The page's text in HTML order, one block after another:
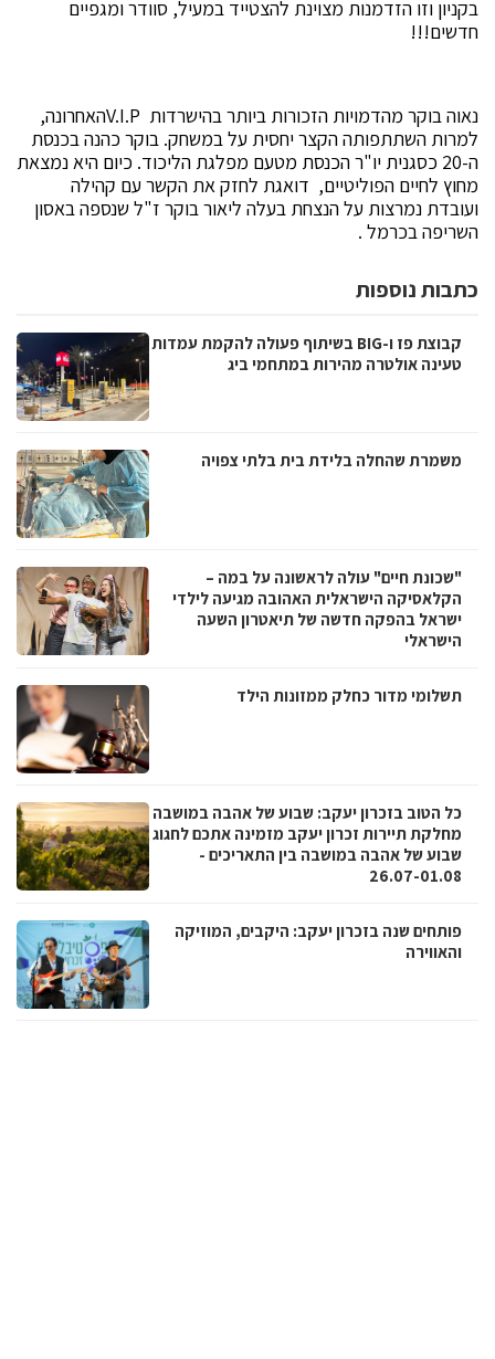
בקניון וזו הזדמנות מצוינת להצטייד במעיל, סוודר ומגפיים
חדשים!!!
נאוה בוקר מהדמויות הזכורות ביותר בהישרדות V.I.Pהאחרונה,
למרות השתתפותה הקצר יחסית על במשחק. בוקר כהנה בכנסת
ה-20 כסגנית יו"ר הכנסת מטעם מפלגת הליכוד. כיום היא נמצאת
מחוץ לחיים הפוליטיים, דואגת לחזק את הקשר עם קהילה
ועובדת נמרצות על הנצחת בעלה ליאור בוקר ז"ל שנספה באסון
השריפה בכרמל .
כתבות נוספות
קבוצת פז ו-BIG בשיתוף פעולה להקמת עמדות
טעינה אולטרה מהירות במתחמי ביג
משמרת שהחלה בלידת בית בלתי צפויה
"שכונת חיים" עולה לראשונה על במה –
הקלאסיקה הישראלית האהובה מגיעה לילדי
ישראל בהפקה חדשה של תיאטרון השעה
הישראלי
תשלומי מדור כחלק ממזונות הילד
כל הטוב בזכרון יעקב: שבוע של אהבה במושבה
מחלקת תיירות זכרון יעקב מזמינה אתכם לחגוג
שבוע של אהבה במושבה בין התאריכים -
26.07-01.08
פותחים שנה בזכרון יעקב: היקבים, המוזיקה
והאווירה